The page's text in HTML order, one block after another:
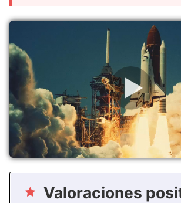
Valoraciones